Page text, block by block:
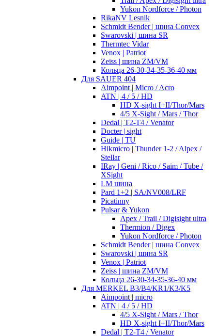
Yukon Nordforce / Photon
RikaNV Lesnik
Schmidt Bender | шина Convex
Swarovski | шина SR
Thermtec Vidar
Venox | Patriot
Zeiss | шина ZM/VM
Кольца 26-30-34-35-36-40 мм
Для SAUER 404
Aimpoint | Micro / Acro
ATN | 4 / 5 / HD
HD X-sight I+II/Thor/Mars
4/5 X-Sight / Mars / Thor
Dedal | T2-T4 / Venator
Docter | sight
Guide | TU
Hikmicro | Thunder 1-2 / Alpex /
Stellar
IRay | Geni / Rico / Saim / Tube /
XSight
LM шина
Pard 1+2 | SA/NV008/LRF
Picatinny
Pulsar & Yukon
Apex / Trail / Digisight ultra
Thermion / Digex
Yukon Nordforce / Photon
Schmidt Bender | шина Convex
Swarovski | шина SR
Venox | Patriot
Zeiss | шина ZM/VM
Кольца 26-30-34-35-36-40 мм
Для MERKEL B3/B4/KR1/K3/K5
Aimpoint | micro
ATN | 4 / 5 / HD
4/5 X-Sight / Mars / Thor
HD X-sight I+II/Thor/Mars
Dedal | T2-T4 / Venator